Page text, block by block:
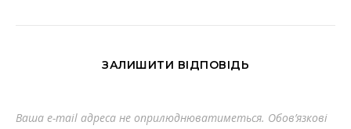
ЗАЛИШИТИ ВІДПОВІДЬ
Ваша e-mail адреса не оприлюднюватиметься. Обов’язкові